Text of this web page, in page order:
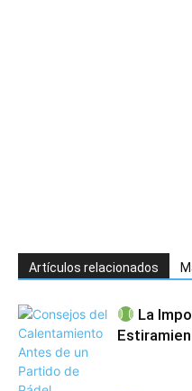
Artículos relacionados
La